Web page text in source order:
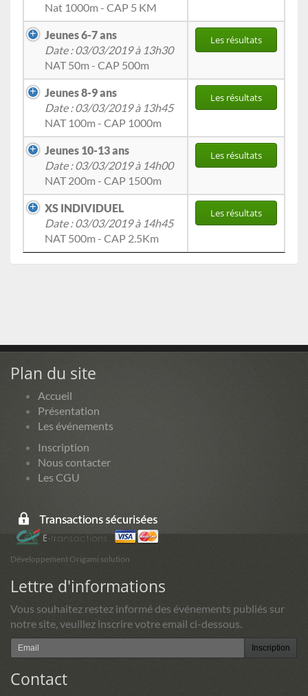
Nat 1000m - CAP 5 KM
Jeunes 6-7 ans
Date : 03/03/2019 à 13h30
NAT 50m - CAP 500m
Les résultats
Jeunes 8-9 ans
Date : 03/03/2019 à 13h45
NAT 100m - CAP 1000m
Les résultats
Jeunes 10-13 ans
Date : 03/03/2019 à 14h00
NAT 200m - CAP 1500m
Les résultats
XS INDIVIDUEL
Date : 03/03/2019 à 14h45
NAT 500m - CAP 2.5Km
Les résultats
Plan du site
Accueil
Présentation
Les événements
Inscription
Nous contacter
Les CGU
Développement Origami solution
Lettre d'informations
Vous souhaitez restez informé des événements publiés sur
notre site, veuillez inscrire votre email ci-dessous.
Inscription
Contact